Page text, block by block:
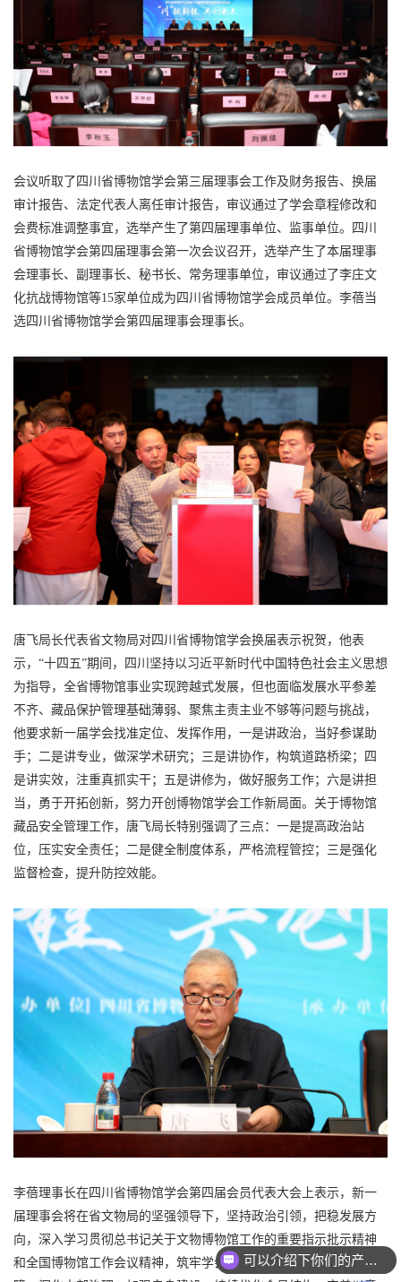
会议听取了四川省博物馆学会第三届理事会工作及财务报告、换届
审计报告、法定代表人离任审计报告，审议通过了学会章程修改和
会费标准调整事宜，选举产生了第四届理事单位、监事单位。四川
省博物馆学会第四届理事会第一次会议召开，选举产生了本届理事
会理事长、副理事长、秘书长、常务理事单位，审议通过了李庄文
化抗战博物馆等15家单位成为四川省博物馆学会成员单位。李蓓当
选四川省博物馆学会第四届理事会理事长。
唐飞局长代表省文物局对四川省博物馆学会换届表示祝贺，他表
示，“十四五”期间，四川坚持以习近平新时代中国特色社会主义思想
为指导，全省博物馆事业实现跨越式发展，但也面临发展水平参差
不齐、藏品保护管理基础薄弱、聚焦主责主业不够等问题与挑战，
他要求新一届学会找准定位、发挥作用，一是讲政治，当好参谋助
手；二是讲专业，做深学术研究；三是讲协作，构筑道路桥梁；四
是讲实效，注重真抓实干；五是讲修为，做好服务工作；六是讲担
当，勇于开拓创新，努力开创博物馆学会工作新局面。关于博物馆
藏品安全管理工作，唐飞局长特别强调了三点：一是提高政治站
位，压实安全责任；二是健全制度体系，严格流程管控；三是强化
监督检查，提升防控效能。
李蓓理事长在四川省博物馆学会第四届会员代表大会上表示，新一
届理事会将在省文物局的坚强领导下，坚持政治引领，把稳发展方
向，深入学习贯彻总书记关于文物博物馆工作的重要指示批示精神
和全国博物馆工作会议精神，筑牢学会发展的思想根基和组织保
可以介绍下你们的产品么？
你们是怎么收费的呢？